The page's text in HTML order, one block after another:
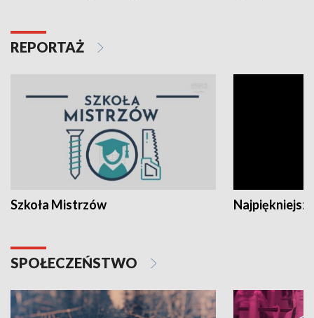
REPORTAŻ
Szkoła Mistrzów
SPOŁECZEŃSTWO